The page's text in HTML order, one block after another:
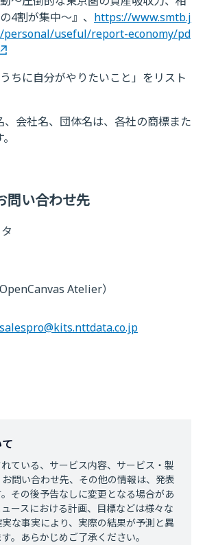
4割が集中～』、 https://www.smtb.j
useful/report-economy/pd
うちに自分がやりたいこと」をリスト
、会社名、団体名は、各社の商標また
問い合わせ先
Atelier）
ている、サービス内容、サービス・製
問い合わせ先、その他の情報は、発表
その後予告なしに変更となる場合があ
ースにおける計画、目標などは様々な
な事実により、実際の結果が予測と異
。あらかじめご了承ください。